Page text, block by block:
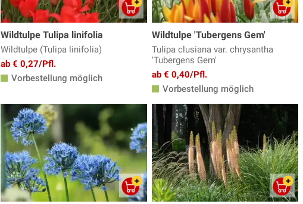
Wildtulpe Tulipa linifolia
Wildtulpe (Tulipa linifolia)
ab € 0,27/Pfl.
Vorbestellung möglich
Wildtulpe 'Tubergens Gem'
Tulipa clusiana var. chrysantha
'Tubergens Gem'
ab € 0,40/Pfl.
Vorbestellung möglich